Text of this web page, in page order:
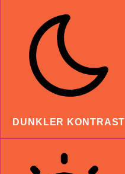
DUNKLER KONTRAST